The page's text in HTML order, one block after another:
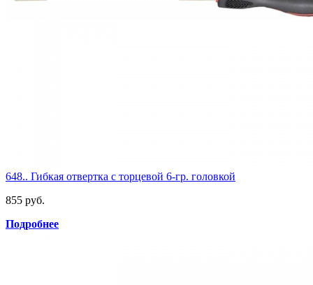
648.. Гибкая отвертка с торцевой 6-гр. головкой
855 руб.
Подробнее